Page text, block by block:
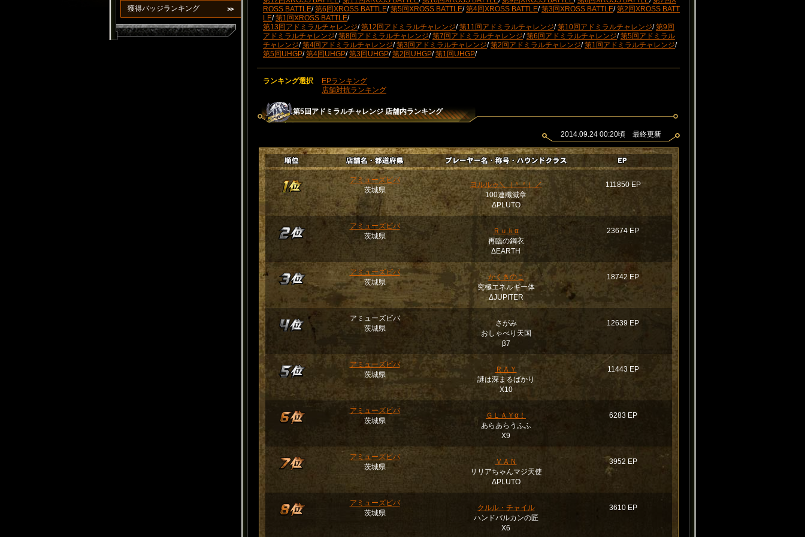
獲得バッジランキング
ROSS BATTLE/第6回XROSS BATTLE/第5回XROSS BATTLE/第4回XROSS BATTLE/第3回XROSS BATTLE/第2回XROSS BATT
LE/第1回XROSS BATTLE/
第13回アドミラルチャレンジ/第12回アドミラルチャレンジ/第11回アドミラルチャレンジ/第10回アドミラルチャレンジ/第9回
アドミラルチャレンジ/第8回アドミラルチャレンジ/第7回アドミラルチャレンジ/第6回アドミラルチャレンジ/第5回アドミラル
チャレンジ/第4回アドミラルチャレンジ/第3回アドミラルチャレンジ/第2回アドミラルチャレンジ/第1回アドミラルチャレンジ/
第5回UHGP/第4回UHGP/第3回UHGP/第2回UHGP/第1回UHGP/
ランキング選択
EPランキング
店舗対抗ランキング
第5回アドミラルチャレンジ店舗内ランキング
2014.09.24 00:20頃 最終更新
アミューズビバ
茨城県
ヨルルゥ＼（＾＾）／
100連殲滅章
ΔPLUTO
111850 EP
アミューズビバ
茨城県
Ｒｕｋα
再臨の鋼衣
ΔEARTH
23674 EP
アミューズビバ
茨城県
かくきのこ
究極エネルギー体
ΔJUPITER
18742 EP
アミューズビバ
茨城県
さがみ
おしゃべり天国
β7
12639 EP
アミューズビバ
茨城県
ＲＡＹ
謎は深まるばかり
Χ10
11443 EP
アミューズビバ
茨城県
ＧＬＡＹα！
あらあらうふふ
Χ9
6283 EP
アミューズビバ
茨城県
ＶＡＮ
リリアちゃんマジ天使
ΔPLUTO
3952 EP
アミューズビバ
茨城県
クルル・チャイル
ハンドバルカンの匠
Χ6
3610 EP